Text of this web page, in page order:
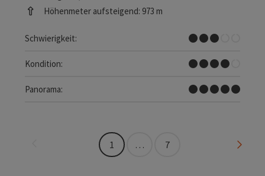
Höhenmeter aufsteigend: 973 m
Schwierigkeit:
Mittel
Kondition:
Schwer
Panorama:
Traumtour
1 … 7 Seite